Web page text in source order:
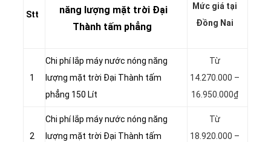
Stt
năng lượng mặt trời Đại
Thành tấm phẳng
Mức giá tại
Đồng Nai
1
Chi phí lắp máy nước nóng năng
lượng mặt trời Đại Thành tấm
phẳng 150 Lít
Từ
14.270.000 –
16.950.000₫
2
Chi phí lắp máy nước nóng năng
lượng mặt trời Đại Thành tấm
Từ
18.920.000 –